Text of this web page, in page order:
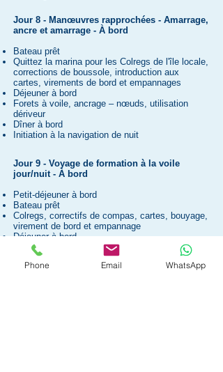
Jour 8 - Manœuvres rapprochées - Amarrage,
ancre et amarrage - À bord
Bateau prêt
Quittez la marina pour les Colregs de l'île locale,
corrections de boussole, introduction aux
cartes, virements de bord et empannages
Déjeuner à bord
Forets à voile, ancrage – nœuds, utilisation
dériveur
Dîner à bord
Initiation à la navigation de nuit
Jour 9 - Voyage de formation à la voile
jour/nuit - À bord
Petit-déjeuner à bord
Bateau prêt
Colregs, correctifs de compas, cartes, bouyage,
virement de bord et empannage
Déjeuner à bord
Forets à voile, ancrage, noeuds, utilisation
dériveur
Dîner à bord
Phone Email WhatsApp